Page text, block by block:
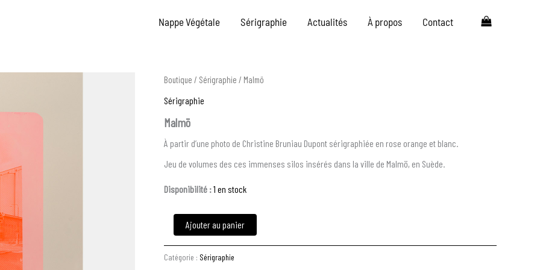
Nappe Végétale Sérigraphie Actualités À propos Contact
Boutique / Sérigraphie / Malmö
Sérigraphie
Malmö
À partir d’une photo de Christine Bruniau Dupont sérigraphiée en rose orange et blanc.
Jeu de volumes des ces immenses silos insérés dans la ville de Malmö, en Suède.
Disponibilité :1 en stock
quantité
Malmö
Ajouter au panier
Catégorie : Sérigraphie